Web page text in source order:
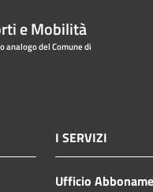
e Mobilità
analogo del Comune di
I SERVIZI
Ufficio